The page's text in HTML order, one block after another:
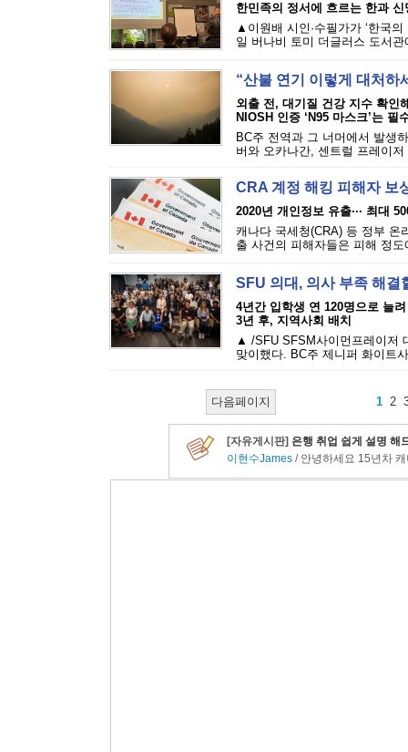
한민족의 정서에 흐르는 한과 신
▲이원배 시인·수필가가 ‘한국
일 버나비 토미 더글러스 도서관
“산불 연기 이렇게 대처하
외출 전, 대기질 건강 지수 확인
NIOSH 인증 ‘N95 마스크’는 필
BC주 전역과 그 너머에서 발생
버와 오카나간, 센트럴 프레이
CRA 계정 해킹 피해자 보
2020년 개인정보 유출··· 최대
캐나다 국세청(CRA) 등 정부 온
출 사건의 피해자들은 피해 정
SFU 의대, 의사 부족 해
4년간 입학생 연 120명으로 늘려
3년 후, 지역사회 배치
▲ /SFU SFSM사이먼프레이저
맞이했다. BC주 제니퍼 화이트
다음페이지 1 2